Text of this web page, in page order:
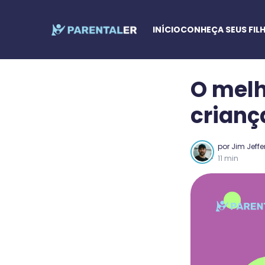
INÍCIOCONHEÇA SEUS
O
por Jim
11 min